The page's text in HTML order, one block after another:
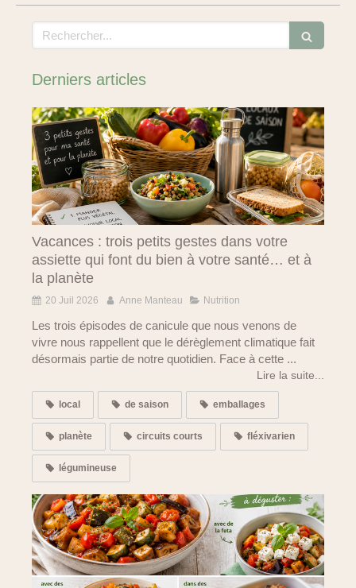
Rechercher
Derniers articles
Vacances : trois petits gestes dans votre
assiette qui font du bien à votre santé… et à
la planète
20 Juil 2026 Anne Manteau Nutrition
Les trois épisodes de canicule que nous venons de
vivre nous rappellent que le dérèglement climatique fait
désormais partie de notre quotidien. Face à cette ...
Lire la suite...
local de saison emballages
planète circuits courts fléxivarien
légumineuse